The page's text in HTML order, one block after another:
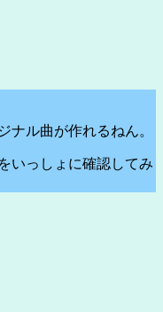
ナル曲が作れるねん。
いっしょに確認してみ